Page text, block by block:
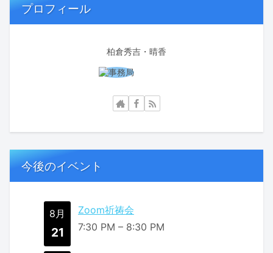
プロフィール
柏倉秀吉・晴香
今後のイベント
8月
21
Zoom祈祷会
7:30 PM – 8:30 PM